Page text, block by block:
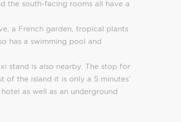
the south-facing rooms all have a
a French garden, tropical plants
has a swimming pool and
stand is also nearby. The stop for
of the island it is only a 5 minutes’
as well as an underground